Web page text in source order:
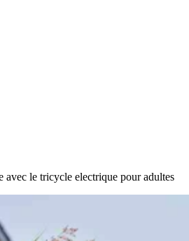
avec le tricycle electrique pour adultes